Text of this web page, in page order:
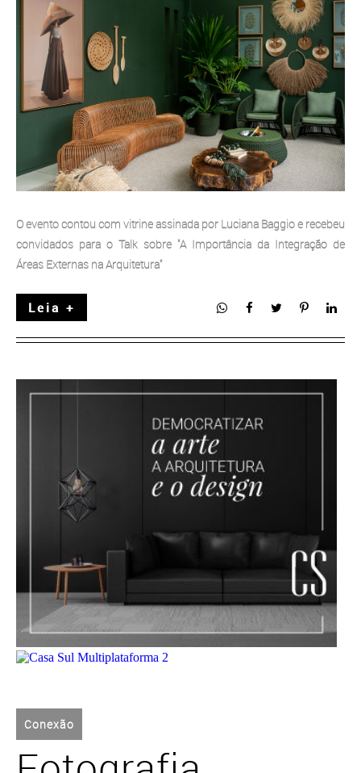
O evento contou com vitrine assinada por Luciana Baggio e recebeu
convidados para o Talk sobre "A Importância da Integração de
Áreas Externas na Arquitetura"
Leia +
Conexão